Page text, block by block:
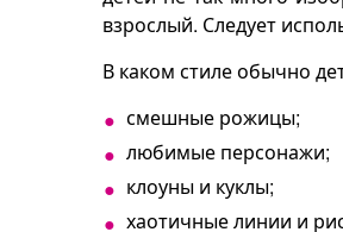
взрослый. Следует
В каком стиле обычно
смешные рожицы;
любимые персонажи;
клоуны и куклы;
хаотичные линии и